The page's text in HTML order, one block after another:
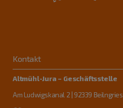
Kontakt
Altmühl-Jura – Geschäftsstelle
Am Ludwigskanal 2 | 92339 Beilngries